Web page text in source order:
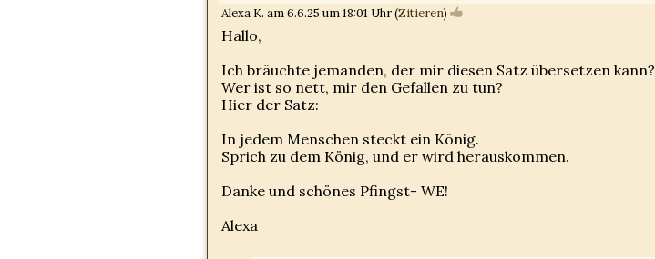
Alexa K. am 6.6.25 um 18:01 Uhr (Zitieren)
Hallo,
Ich bräuchte jemanden, der mir diesen Satz übersetzen kann?
Wer ist so nett, mir den Gefallen zu tun?
Hier der Satz:
In jedem Menschen steckt ein König.
Sprich zu dem König, und er wird herauskommen.
Danke und schönes Pfingst- WE!
Alexa